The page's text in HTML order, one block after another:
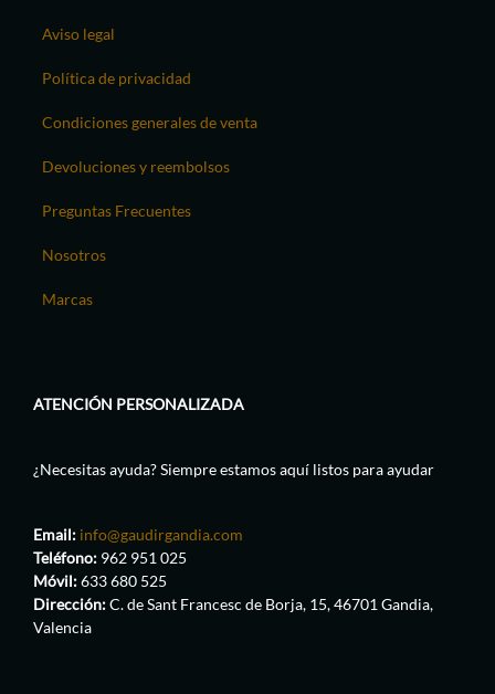
Aviso legal
Política de privacidad
Condiciones generales de venta
Devoluciones y reembolsos
Preguntas Frecuentes
Nosotros
Marcas
ATENCIÓN PERSONALIZADA
¿Necesitas ayuda? Siempre estamos aquí listos para ayudar
Email: info@gaudirgandia.com
Teléfono: 962 951 025
Móvil:633 680 525
Dirección:C. de Sant Francesc de Borja, 15, 46701 Gandia,
Valencia